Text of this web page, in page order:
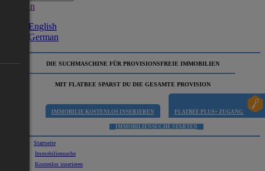
German
English
German
DIE SUCHMASCHINE FÜR PROVISIONSFREIE IMMOBILIEN
MIT FLATBEE SPARST DU DIE GESAMTE PROVISION
IMMOBILIE KOSTENLOS INSERIEREN FLATBEE PLUS+ ZUGANG
IMMOBILIENSUCHE STARTEN
Startseite
Immobiliensuche
Kostenlos inserieren